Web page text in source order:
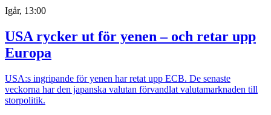
Igår, 13:00
USA rycker ut för yenen – och retar upp
Europa
USA:s ingripande för yenen har retat upp ECB. De senaste
veckorna har den japanska valutan förvandlat valutamarknaden till
storpolitik.